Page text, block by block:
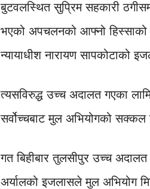
बुटवलस्थित सुप्रिम सहकारी
भएको अपचलनको आफ्नो हिस्साको
न्यायाधीश नारायण सापकोटाको
त्यसविरुद्ध उच्च अदालत गएका
सर्वोच्चबाट मुल अभियोगको
गत बिहीबार तुलसीपुर उच्च
अर्यालको इजलासले मुल अभियोग